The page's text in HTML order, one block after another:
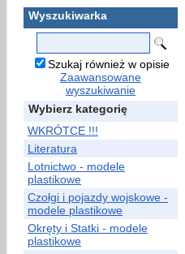
Wyszukiwarka
Szukaj również w opisie
Zaawansowane
wyszukiwanie
Wybierz kategorię
WKRÓTCE !!!
Literatura
Lotnictwo - modele
plastikowe
Czołgi i pojazdy wojskowe -
modele plastikowe
Okręty i Statki - modele
plastikowe